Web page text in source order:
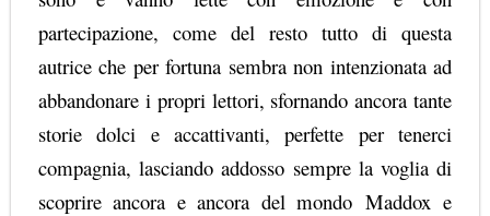
partecipazione, come del resto tutto di questa
autrice che per fortuna sembra non intenzionata ad
abbandonare i propri lettori, sfornando ancora tante
storie dolci e accattivanti, perfette per tenerci
compagnia, lasciando addosso sempre la voglia di
scoprire ancora e ancora del mondo Maddox e